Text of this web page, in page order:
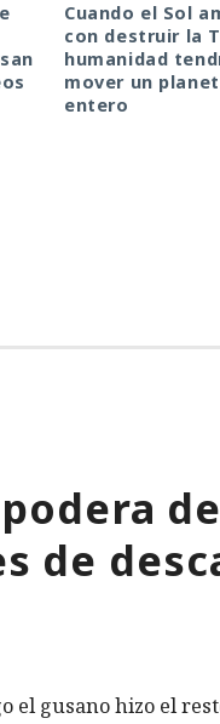
Cuando el Sol
con destruir la
humanidad
mover un
entero
de
el gusano hizo el